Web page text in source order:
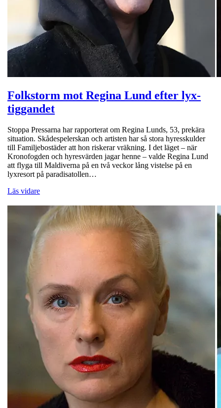
Folkstorm mot Regina Lund efter lyx-
tiggandet
Stoppa Pressarna har rapporterat om Regina Lunds, 53, prekära
situation. Skådespelerskan och artisten har så stora hyresskulder
till Familjebostäder att hon riskerar vräkning. I det läget – när
Kronofogden och hyresvärden jagar henne – valde Regina Lund
att flyga till Maldiverna på en två veckor lång vistelse på en
lyxresort på paradisatollen…
Läs vidare